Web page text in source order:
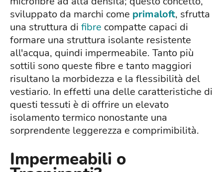
sviluppato da marchi come primaloft, sfrutta
una struttura di fibre compatte capaci di
formare una struttura isolante resistente
all'acqua, quindi impermeabile. Tanto più
sottili sono queste fibre e tanto maggiori
risultano la morbidezza e la flessibilità del
vestiario. In effetti una delle caratteristiche di
questi tessuti è di offrire un elevato
isolamento termico nonostante una
sorprendente leggerezza e comprimibilità.
Impermeabili o